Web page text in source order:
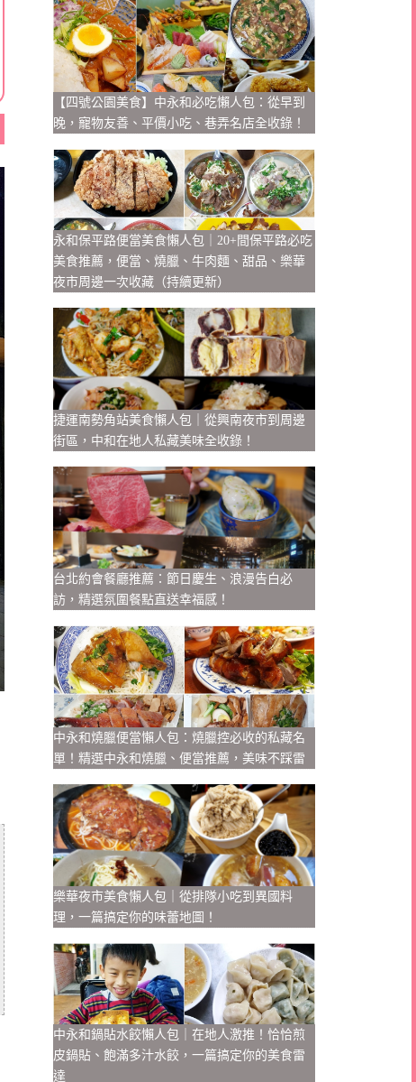
【四號公園美食】中永和必吃懶人包：從早到
晚，寵物友善、平價小吃、巷弄名店全收錄！
永和保平路便當美食懶人包｜20+間保平路必吃
美食推薦，便當、燒臘、牛肉麵、甜品、樂華
夜市周邊一次收藏（持續更新）
捷運南勢角站美食懶人包｜從興南夜市到周邊
街區，中和在地人私藏美味全收錄！
台北約會餐廳推薦：節日慶生、浪漫告白必
訪，精選氛圍餐點直送幸福感！
中永和燒臘便當懶人包：燒臘控必收的私藏名
單！精選中永和燒臘、便當推薦，美味不踩雷
樂華夜市美食懶人包｜從排隊小吃到異國料
理，一篇搞定你的味蕾地圖！
中永和鍋貼水餃懶人包｜在地人激推！恰恰煎
皮鍋貼、飽滿多汁水餃，一篇搞定你的美食雷
達